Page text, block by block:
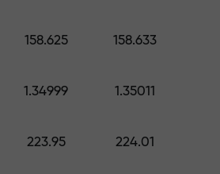
158.625 158.633
1.34999 1.35011
223.95 224.01